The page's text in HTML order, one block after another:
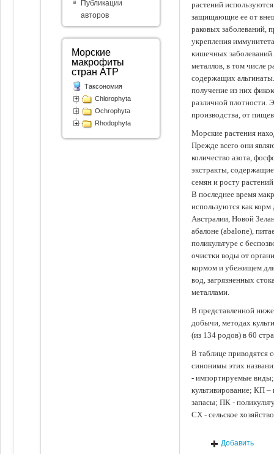
растений
защищающие ее от
раковых заболеваний,
укрепления
кишечных
металлов, в том числе
содержащих
получение из них
различной плотности.
производства, от
Морские растения
Прежде всего они
количество азота,
экстракты,
семян и росту
В последнее время
используются как
Австралии, Новой
абалоне (abalone),
поликультуре с
очистки воды от
кормом и убежищем
вод, загрязненных
металлами.
В представленной
добычи, методах
(из 134 родов) в 60
В таблице приводятся
синонимы этих
- импортируемые
культивирование; КП
запасы; ПК -
СХ - сельское
Добавить
Публикации
авторов
Морские
макрофиты
стран АТР
Таксономия
Chlorophyta
Ochrophyta
Rhodophyta